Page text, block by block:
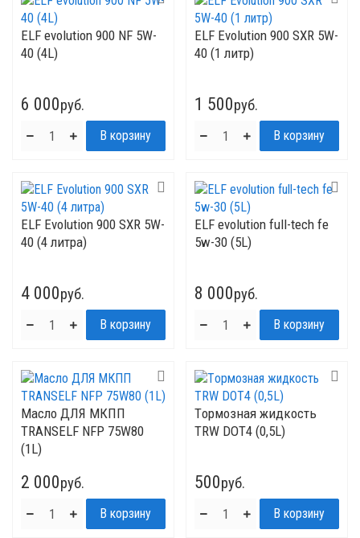
ELF evolution 900 NF 5W-
40 (4L)
6 000руб.
ELF Evolution 900 SXR 5W-
40 (1 литр)
1 500руб.
ELF Evolution 900 SXR 5W-
40 (4 литра)
4 000руб.
ELF evolution full-tech fe
5w-30 (5L)
8 000руб.
Mасло ДЛЯ МКПП
TRANSELF NFP 75W80
(1L)
2 000руб.
Tормозная жидкость
TRW DOT4 (0,5L)
500руб.